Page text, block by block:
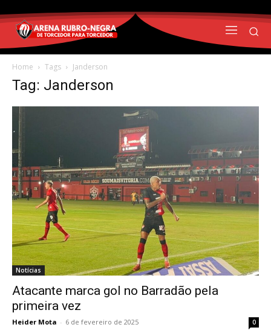
Home Tags Janderson
Tag: Janderson
Notícias
Atacante marca gol no Barradão pela
primeira vez
Heider Mota - 6 de fevereiro de 2025 0